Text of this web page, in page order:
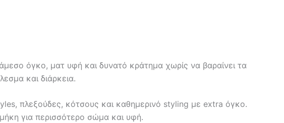
όγκο, ματ υφή και δυνατό κράτημα χωρίς να βαραίνει τα
και διάρκεια.
πλεξούδες, κότσους και καθημερινό styling με extra όγκο.
για περισσότερο σώμα και υφή.